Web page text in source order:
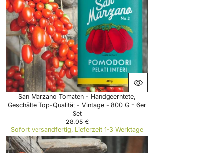
R
I
C
E
4
,
9
5
€
San Marzano Tomaten - Handgeerntete,
Geschälte Top-Qualität - Vintage - 800 G - 6er
Set
R
E
G
U
28,95 €
Sofort versandfertig, Lieferzeit 1-3 Werktage